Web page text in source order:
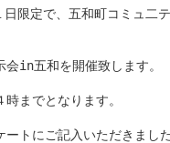
限定で、五和町コミュ二
in五和を開催致します。
までとなります。
ートにご記入いただきまし